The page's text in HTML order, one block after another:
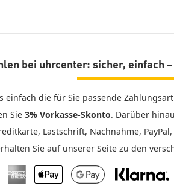
bei uhrcenter: sicher, einfach
einfach die für Sie passende
Sie 3% Vorkasse-Skonto. Darüber
Lastschrift, Nachnahme,
Sie auf unserer Seite zu den
PayAmerican Express
Apple Pay Google Pay Klarna